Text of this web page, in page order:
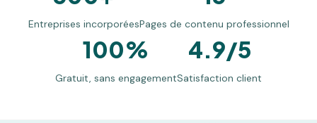
Entreprises incorporéesPages de contenu professionnel
100%
Gratuit, sans engagement
4.9/5
Satisfaction client